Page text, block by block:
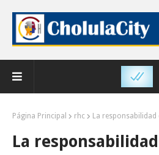
Página Principal rhc La responsabilidad
La